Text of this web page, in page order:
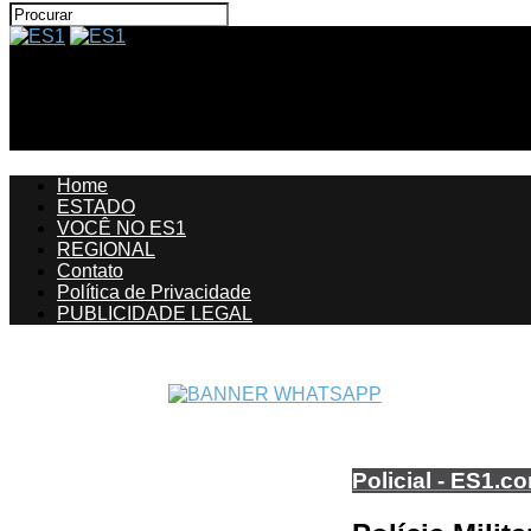
Home
ESTADO
VOCÊ NO ES1
REGIONAL
Contato
Política de Privacidade
PUBLICIDADE LEGAL
Policial -